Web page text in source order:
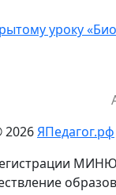
уроку
2026ЯПедагог.рф